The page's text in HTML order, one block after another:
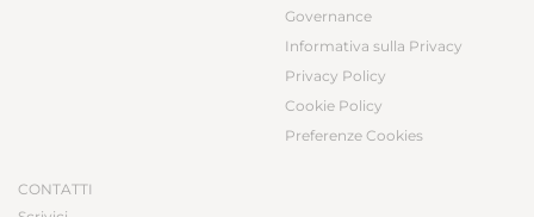
Governance
Informativa sulla Privacy
Privacy Policy
Cookie Policy
Preferenze Cookies
CONTATTI